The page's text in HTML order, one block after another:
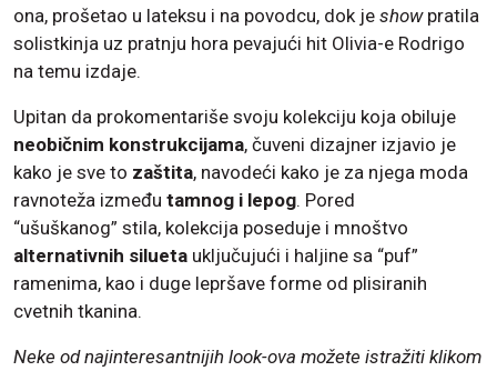
ona, prošetao u lateksu i na povodcu, dok je showpratila
solistkinja uz pratnju hora pevajući hit Olivia-e Rodrigo
na temu izdaje.
Upitan da prokomentariše svoju kolekciju koja obiluje
neobičnim konstrukcijama, čuveni dizajner izjavio je
kako je sve to zaštita, navodeći kako je za njega moda
ravnoteža između tamnog i lepog. Pored
“ušuškanog” stila, kolekcija poseduje i mnoštvo
alternativnih silueta uključujući i haljine sa “puf”
ramenima, kao i duge lepršave forme od plisiranih
cvetnih tkanina.
Neke od najinteresantnijih look-ova možete istražiti klikom